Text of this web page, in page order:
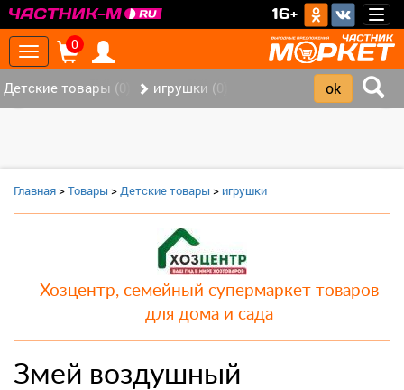
16+
Toggle
navigation
0
Детские товары (0) игрушки (0)
Главная>Товары >Детские товары > игрушки
Хозцентр, семейный супермаркет товаров
для дома и сада
Змей воздушный
‹ ›